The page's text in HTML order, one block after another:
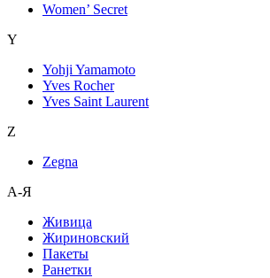
Women’ Secret
Y
Yohji Yamamoto
Yves Rocher
Yves Saint Laurent
Z
Zegna
А-Я
Живица
Жириновский
Пакеты
Ранетки